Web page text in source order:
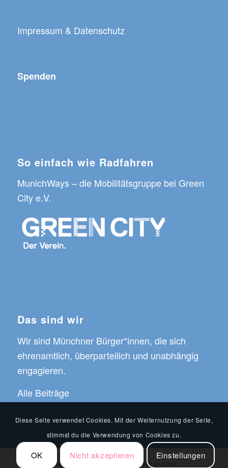
Impressum & Datenschutz
Spenden
So einfach wie Radfahren
MunichWays – die Mobilitätsgruppe bei Green
City e.V.
Das sind wir
Wir sind Münchner Bürger*innen, die sich
ehrenamtlich, überparteilich und unabhängig
engagieren.
Alle Beiträge
© Copyright - MunichWays Enfold WordPress Theme by Kriesi
Diese Seite verwendet Cookies. Mit der Weiternutzung der Seite,
stimmst du die Verwendung von Cookies zu.
OK Nicht akzeptieren Einstellungen